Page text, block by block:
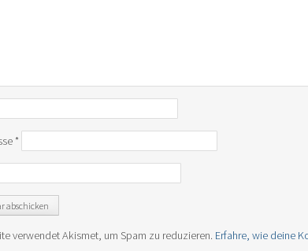
*
verwendet Akismet, um Spam zu reduzieren. Erfahre, wie deine